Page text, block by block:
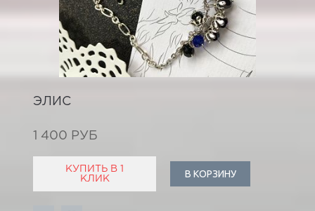
ЭЛИС
1 400 РУБ
КУПИТЬ В 1
КЛИК
В КОРЗИНУ